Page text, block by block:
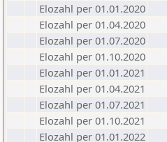
Elozahl per 01.01.2020
Elozahl per 01.04.2020
Elozahl per 01.07.2020
Elozahl per 01.10.2020
Elozahl per 01.01.2021
Elozahl per 01.04.2021
Elozahl per 01.07.2021
Elozahl per 01.10.2021
Elozahl per 01.01.2022